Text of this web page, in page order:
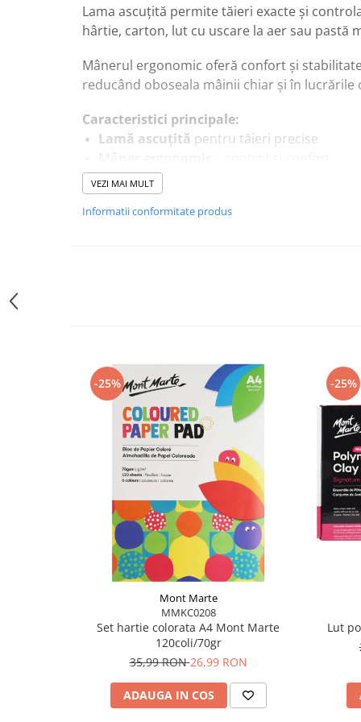
Lama ascuțită permite tăieri exacte și
hârtie, carton, lut cu uscare la aer sau pastă
Mânerul ergonomic oferă confort și
reducând oboseala mâinii chiar și în lucrările
Caracteristici principale:
Lamă ascuțită pentru tăieri precise
Potrivit pentru
Ușor și rezistent
Perfect pentruproiecte DIY,
Schimbă lama când devine tocită și
VEZI MAI MULT
Informatii conformitate produs
-25%
Mont Marte
MMKC0208
Set hartie colorata A4 Mont Marte
120coli/70gr
35,99 RON26,99 RON
ADAUGA IN COS
-25%
Lut